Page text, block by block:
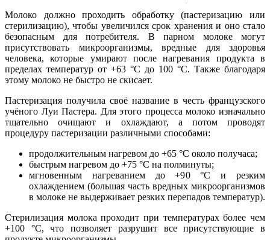
Молоко должно проходить обработку (пастеризацию или
стерилизацию), чтобы увеличился срок хранения и оно стало
безопасным для потребителя. В парном молоке могут
присутствовать микроорганизмы, вредные для здоровья
человека, которые умирают после нагревания продукта в
пределах температур от +63 °C до 100 °C. Также благодаря
этому молоко не быстро не скисает.
Пастеризация получила своё название в честь французского
учёного Луи Пастера. Для этого процесса молоко изначально
тщательно очищают и охлаждают, а потом проводят
процедуру пастеризации различными способами:
продолжительным нагревом до +65 °С около получаса;
быстрым нагревом до +75 °С на полминуты;
мгновенным нагреванием до +90 °С и резким
охлаждением (большая часть вредных микроорганизмов
в молоке не выдерживает резких перепадов температур).
Стерилизация молока проходит при температурах более чем
+100 °С, что позволяет разрушит все присутствующие в